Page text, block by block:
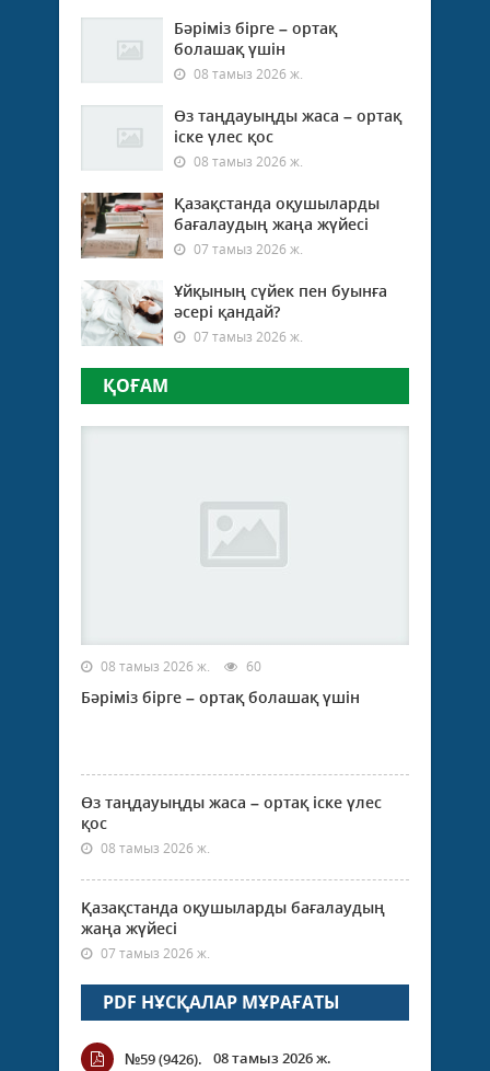
Бәріміз бірге – ортақ
болашақ үшін
08 тамыз 2026 ж.
Өз таңдауыңды жаса – ортақ
іске үлес қос
08 тамыз 2026 ж.
Қазақстанда оқушыларды
бағалаудың жаңа жүйесі
07 тамыз 2026 ж.
Ұйқының сүйек пен буынға
әсері қандай?
07 тамыз 2026 ж.
ҚОҒАМ
08 тамыз 2026 ж. 60
Бәріміз бірге – ортақ болашақ үшін
Өз таңдауыңды жаса – ортақ іске үлес
қос
08 тамыз 2026 ж.
Қазақстанда оқушыларды бағалаудың
жаңа жүйесі
07 тамыз 2026 ж.
PDF НҰСҚАЛАР МҰРАҒАТЫ
№59 (9426). 08 тамыз 2026 ж.